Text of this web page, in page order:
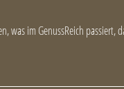
im GenussReich passiert,